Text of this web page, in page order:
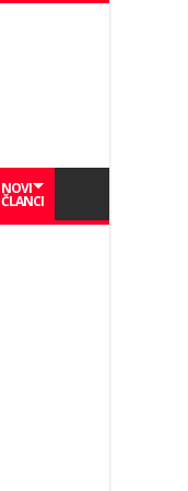
NOVI
ČLANCI